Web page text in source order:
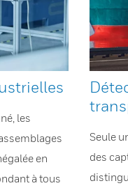
les
en
à tous
Seule
des